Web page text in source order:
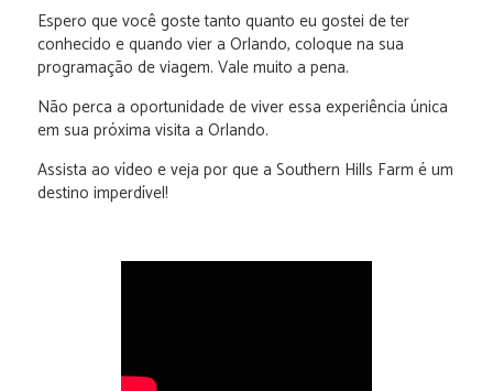
Espero que você goste tanto quanto eu gostei de ter
conhecido e quando vier a Orlando, coloque na sua
programação de viagem. Vale muito a pena.
Não perca a oportunidade de viver essa experiência única
em sua próxima visita a Orlando.
Assista ao vídeo e veja por que a Southern Hills Farm é um
destino imperdível!